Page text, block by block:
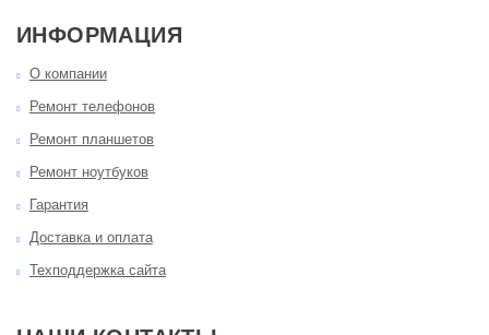
ИНФОРМАЦИЯ
О компании
Ремонт телефонов
Ремонт планшетов
Ремонт ноутбуков
Гарантия
Доставка и оплата
Техподдержка сайта